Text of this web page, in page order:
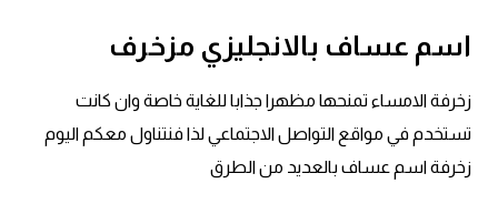
اسم عساف بالانجليزي مزخرف
زخرفة الامساء تمنحها مظهرا جذابا للغاية خاصة وان كانت
تستخدم في مواقع التواصل الاجتماعي لذا فنتناول معكم اليوم
زخرفة اسم عساف بالعديد من الطرق